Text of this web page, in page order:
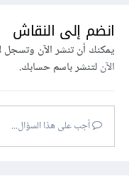
انضم إلى النقاش
يمكنك أن تنشر الآن وتسجل
الآنلتنشر باسم حسابك.
أجب على هذا السؤال...